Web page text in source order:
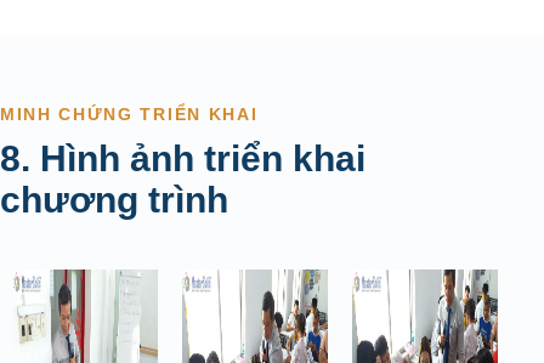
MINH CHỨNG TRIỂN KHAI
8. Hình ảnh triển khai
chương trình